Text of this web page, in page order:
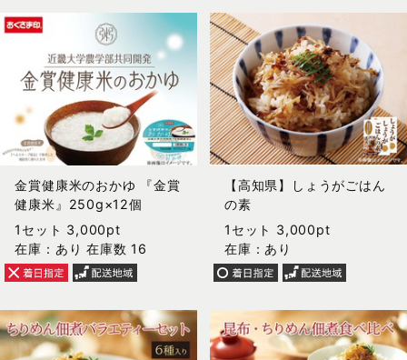
金賞健康米のおかゆ 『金賞
健康米』250g×12個
1セット 3,000pt
在庫：あり 在庫数 16
【高知県】しょうがごはん
の素
1セット 3,000pt
在庫：あり